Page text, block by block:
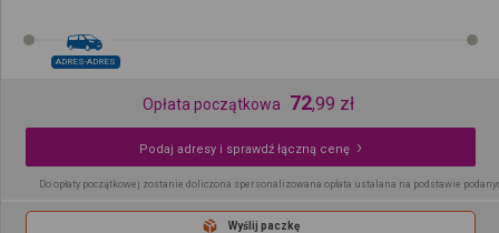
ADRES-ADRES
Opłata początkowa 72,99 zł
Podaj adresy i sprawdź łączną cenę
Do opłaty początkowej zostanie doliczona spersonalizowana opłata ustalana na podstawie
Wyślij paczkę